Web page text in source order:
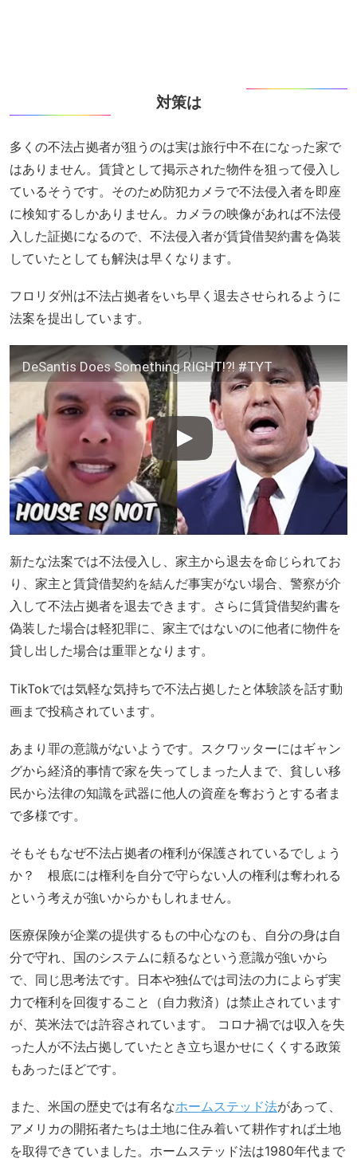
対策は
多くの不法占拠者が狙うのは実は旅行中不在になった家で
はありません。賃貸として掲示された物件を狙って侵入し
ているそうです。そのため防犯カメラで不法侵入者を即座
に検知するしかありません。カメラの映像があれば不法侵
入した証拠になるので、不法侵入者が賃貸借契約書を偽装
していたとしても解決は早くなります。
フロリダ州は不法占拠者をいち早く退去させられるように
法案を提出しています。
DeSantis Does Something RIGHT!?! #TYT
新たな法案では不法侵入し、家主から退去を命じられてお
り、家主と賃貸借契約を結んだ事実がない場合、警察が介
入して不法占拠者を退去できます。さらに賃貸借契約書を
偽装した場合は軽犯罪に、家主ではないのに他者に物件を
貸し出した場合は重罪となります。
TikTokでは気軽な気持ちで不法占拠したと体験談を話す動
画まで投稿されています。
あまり罪の意識がないようです。スクワッターにはギャン
グから経済的事情で家を失ってしまった人まで、貧しい移
民から法律の知識を武器に他人の資産を奪おうとする者ま
で多様です。
そもそもなぜ不法占拠者の権利が保護されているでしょう
か？ 根底には権利を自分で守らない人の権利は奪われる
という考えが強いからかもしれません。
医療保険が企業の提供するもの中心なのも、自分の身は自
分で守れ、国のシステムに頼るなという意識が強いから
で、同じ思考法です。日本や独仏では司法の力によらず実
力で権利を回復すること（自力救済）は禁止されています
が、英米法では許容されています。 コロナ禍では収入を失
った人が不法占拠していたとき立ち退かせにくくする政策
もあったほどです。
また、米国の歴史では有名なホームステッド法があって、
アメリカの開拓者たちは土地に住み着いて耕作すれば土地
を取得できていました。ホームステッド法は1980年代まで